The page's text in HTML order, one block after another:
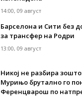
14:00, 09 август
Барселона и Сити без
за трансфер на Родри
13:00, 09 август
Никој не разбира
Мурињо брутално го
Ференцварош по